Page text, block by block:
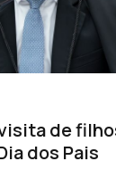
de
dos Pais